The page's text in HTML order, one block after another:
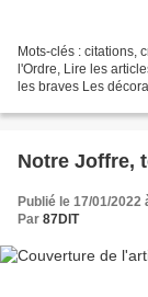
Mots-clés : citations,
l'Ordre, Lire les
les braves Les
Notre Joffre,
Publié le 17/01/2022
Par 87DIT